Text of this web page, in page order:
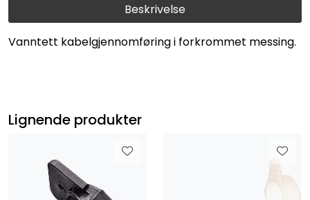
Beskrivelse
Vanntett kabelgjennomføring i forkrommet messing.
Lignende produkter